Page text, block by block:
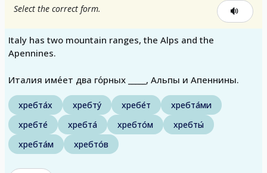
Select the correct form.
Italy has two mountain ranges, the Alps and the
Apennines.
Италия име́ет два го́рных _____, Альпы и Апеннины.
хребта́х хребту́ хребе́т
хребта́ми
хребте́
хребта́ хребто́м
хребты́
хребта́м
хребто́в